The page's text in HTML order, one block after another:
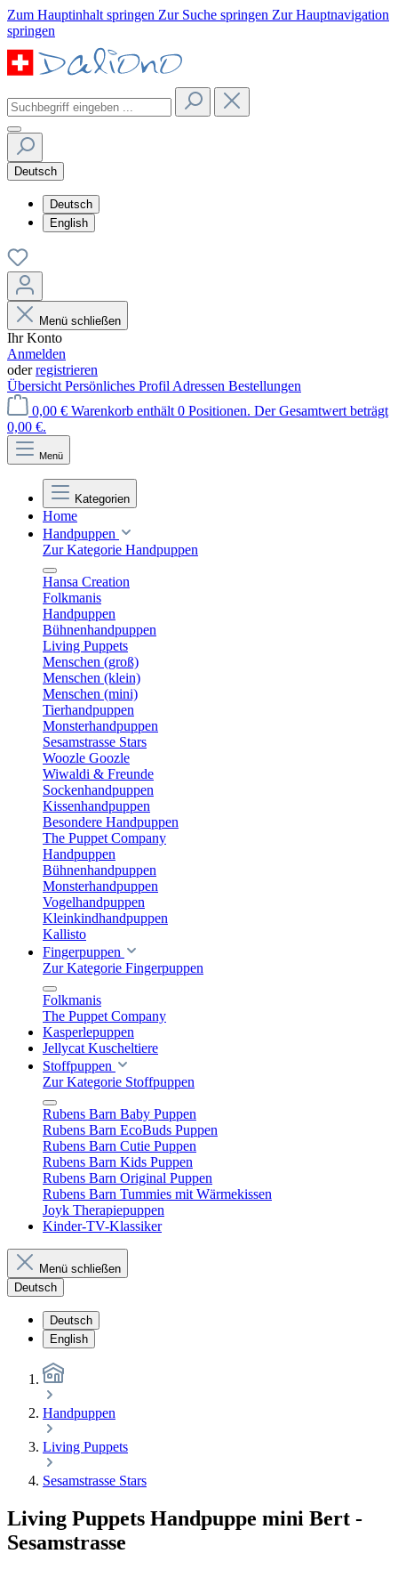
Zum Hauptinhalt springen Zur Suche springen Zur Hauptnavigation
springen
Deutsch
Deutsch
English
Menü schließen
Ihr Konto
Anmelden
oderregistrieren
Übersicht Persönliches Profil Adressen Bestellungen
0,00 € Warenkorb enthält 0 Positionen. Der Gesamtwert beträgt
0,00 €.
Menü
Kategorien
Home
Handpuppen
Zur Kategorie Handpuppen
Hansa Creation
Folkmanis
Handpuppen
Bühnenhandpuppen
Living Puppets
Menschen (groß)
Menschen (klein)
Menschen (mini)
Tierhandpuppen
Monsterhandpuppen
Sesamstrasse Stars
Woozle Goozle
Wiwaldi & Freunde
Sockenhandpuppen
Kissenhandpuppen
Besondere Handpuppen
The Puppet Company
Handpuppen
Bühnenhandpuppen
Monsterhandpuppen
Vogelhandpuppen
Kleinkindhandpuppen
Kallisto
Fingerpuppen
Zur Kategorie Fingerpuppen
Folkmanis
The Puppet Company
Kasperlepuppen
Jellycat Kuscheltiere
Stoffpuppen
Zur Kategorie Stoffpuppen
Rubens Barn Baby Puppen
Rubens Barn EcoBuds Puppen
Rubens Barn Cutie Puppen
Rubens Barn Kids Puppen
Rubens Barn Original Puppen
Rubens Barn Tummies mit Wärmekissen
Joyk Therapiepuppen
Kinder-TV-Klassiker
Menü schließen
Deutsch
Deutsch
English
Handpuppen
Living Puppets
Sesamstrasse Stars
Living Puppets Handpuppe mini Bert -
Sesamstrasse